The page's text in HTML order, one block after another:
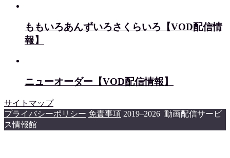
ももいろあんずいろさくらいろ【VOD配信情
報】
ニューオーダー【VOD配信情報】
サイトマップ
プライバシーポリシー 免責事項 2019–2026 動画配信サービ
ス情報館